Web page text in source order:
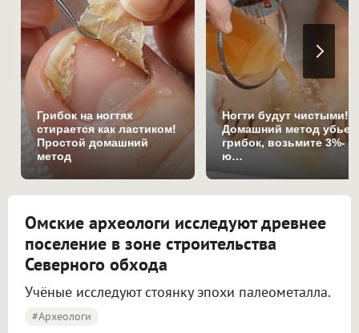
Грибок на ногтях
стирается как ластиком!
Простой домашний
метод
Ногти будут чистыми!
Домашний метод убьет
грибок, возьмите 3%-
ю…
Омские археологи исследуют древнее
поселение в зоне строительства
Северного обхода
Учёные исследуют стоянку эпохи палеометалла.
#археологи